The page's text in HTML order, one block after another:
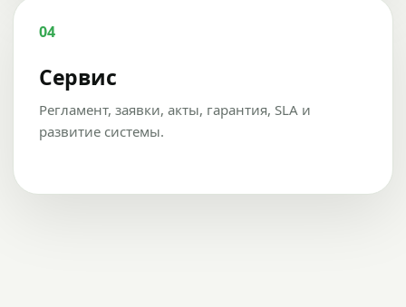
04
Сервис
Регламент, заявки, акты, гарантия, SLA и
развитие системы.